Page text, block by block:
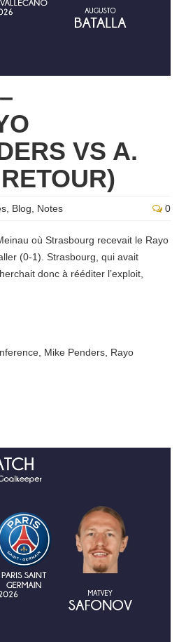
VS A.
Blog Notes 0
où Strasbourg recevait le Rayo
(0-1). Strasbourg, qui avait
donc à rééditer l’exploit,
Mike Penders Rayo